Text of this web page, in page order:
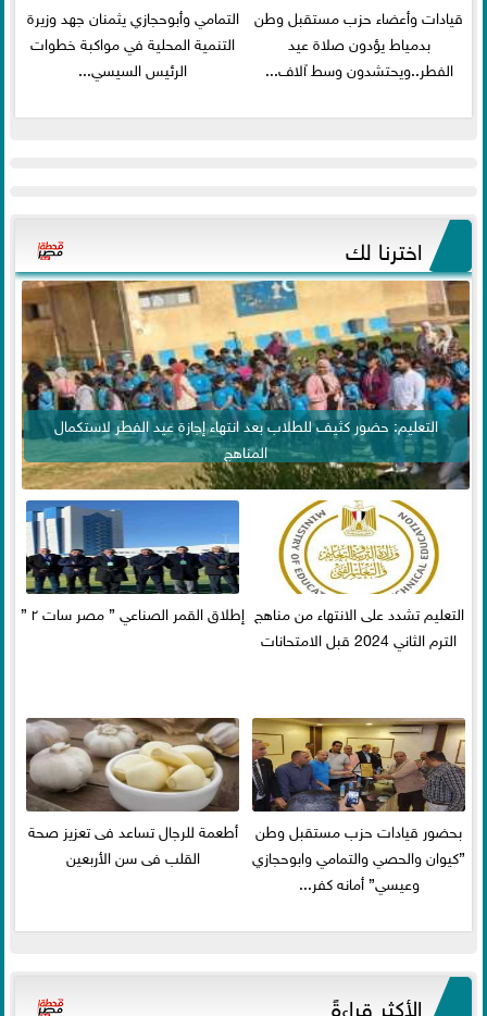
قيادات وأعضاء حزب مستقبل وطن
بدمياط يؤدون صلاة عيد
الفطر..ويحتشدون وسط آلاف...
التمامي وأبوحجازي يثمنان جهد وزيرة
التنمية المحلية في مواكبة خطوات
الرئيس السيسي...
اخترنا لك
التعليم: حضور كثيف للطلاب بعد انتهاء إجازة عيد الفطر لاستكمال
المناهج
التعليم تشدد على الانتهاء من مناهج
الترم الثاني 2024 قبل الامتحانات
إطلاق القمر الصناعي ” مصر سات ٢ ”
بحضور قيادات حزب مستقبل وطن
”كيوان والحصي والتمامي وابوحجازي
وعيسي” أمانه كفر...
أطعمة للرجال تساعد فى تعزيز صحة
القلب فى سن الأربعين
الأكثر قراءةً